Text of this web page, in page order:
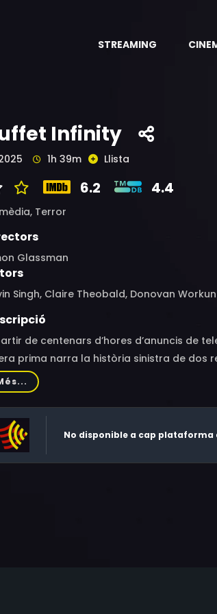
STREAMING
Infinity
1h 39m Llista
6.2 4.4
Terror
Glassman
Singh, Claire Theobald, Donovan Workun
de centenars d’hores d’anuncis de
prima narra la història sinistra de dos
No disponible a cap plataforma